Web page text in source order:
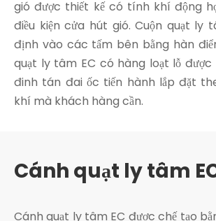
gió được thiết kế có tính khí động
điều kiện cửa hút gió. Cuộn quạt ly
định vào các tấm bên bằng hàn
quạt ly tâm EC có hàng loạt lỗ
đinh tán đai ốc tiến hành lắp đặt
khí mà khách hàng cần.
Cánh quạt ly tâm
Cánh quạt ly tâm EC được chế tạo